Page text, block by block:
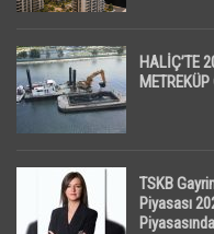
HALİÇ’TE
TSKB
Piyasası